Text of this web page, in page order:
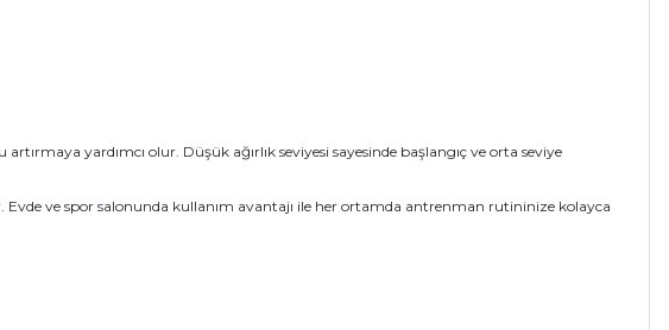
yardımcı olur. Düşük ağırlık seviyesi sayesinde başlangıç ve orta seviye
Evde ve spor salonunda kullanım avantajı ile her ortamda antrenman rutininize kolayca